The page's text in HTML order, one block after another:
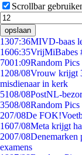
Scrollbar
opslaan
1307:36MIVD-baas
1606:35VrijMiBabes
7001:09Random
1208/08Vrouw krijgt
misdienaar in kerk
5108/08PostNL-
3508/08Random
207/08De
1607/08Meta krijgt
2007/08Denemarken
examens